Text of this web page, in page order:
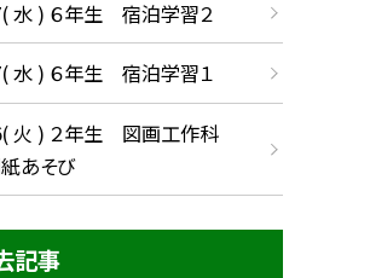
水 ) ６年生 宿泊学習２
水 ) ６年生 宿泊学習１
火 ) ２年生 図画工作科
あそび
記事